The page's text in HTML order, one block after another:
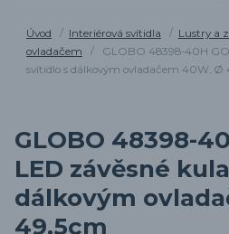
Úvod Interiérová svítidla Lustry a
ovladačem
GLOBO 48398-40H
svítidlo s dálkovým ovladačem 40W, Ø
GLOBO 48398-
LED závěsné
dálkovým
49,5cm